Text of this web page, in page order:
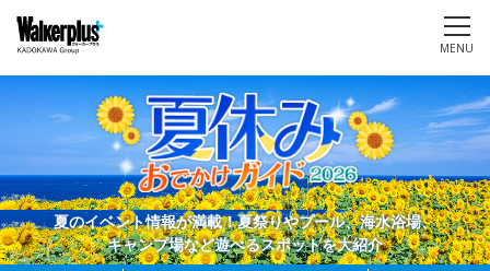
MENU
夏のイベント情報が満載！夏祭りやプール、海水浴場、
キャンプ場など遊べるスポットを大紹介